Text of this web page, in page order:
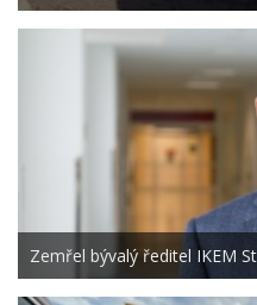
Zemřel bývalý ředitel IKEM